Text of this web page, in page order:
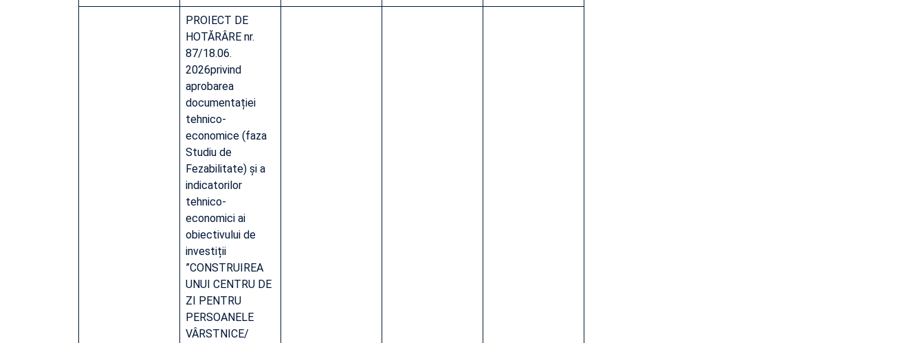
PROIECT DE
HOTĂRÂRE nr.
87/18.06.
2026privind
aprobarea
documentației
tehnico-
economice (faza
Studiu de
Fezabilitate) și a
indicatorilor
tehnico-
economici ai
obiectivului de
investiții
”CONSTRUIREA
UNUI CENTRU DE
ZI PENTRU
PERSOANELE
VÂRSTNICE/